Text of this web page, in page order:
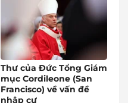
Thư của Đức Tổng Giám
mục Cordileone (San
Francisco) về vấn đề
nhập cư